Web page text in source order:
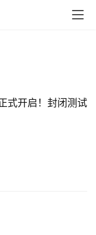
式开启！封闭测试